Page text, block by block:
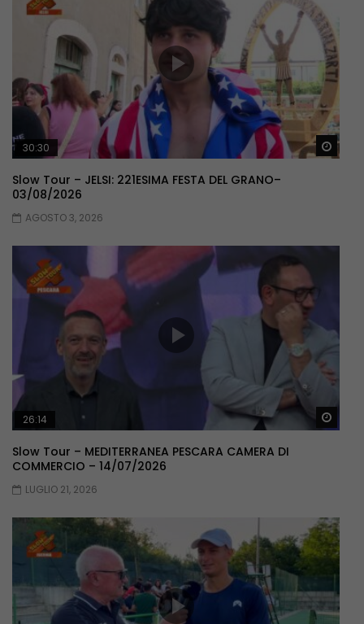
30:30
Slow Tour – JELSI: 221ESIMA FESTA DEL GRANO–
03/08/2026
AGOSTO 3, 2026
26:14
Slow Tour – MEDITERRANEA PESCARA CAMERA DI
COMMERCIO – 14/07/2026
LUGLIO 21, 2026